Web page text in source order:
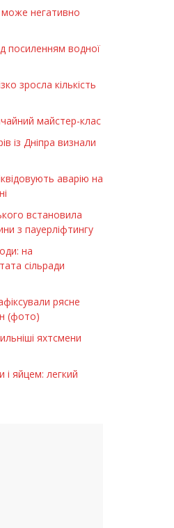
може негативно
посиленням водної
зросла кількість
майстер-клас
із Дніпра визнали
аварію на
встановила
з пауерліфтингу
на
сільради
рясне
(фото)
яхтсмени
яйцем: легкий